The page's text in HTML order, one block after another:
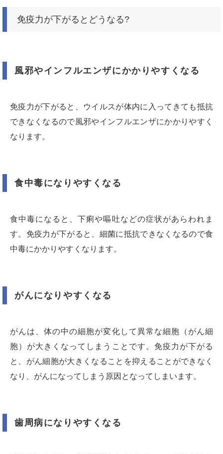
免疫力が下がるとどうなる?
風邪やインフルエンザにかかりやすくなる
免疫力が下がると、ウイルスが体内に入ってきても抵抗
できなくなるので風邪やインフルエンザにかかりやすく
なります。
食中毒になりやすくなる
食中毒になると、下痢や嘔吐などの症状があらわれま
す。免疫力が下がると、細菌に抵抗できなくなるので食
中毒にかかりやすくなります。
がんになりやすくなる
がんは、体の中の細胞が変化して異常な細胞（がん細
胞）が大きくなってしまうことです。免疫力が下がる
と、がん細胞が大きくなることを抑えることができなく
なり、がんになってしまう原因となってしまいます。
歯周病になりやすくなる